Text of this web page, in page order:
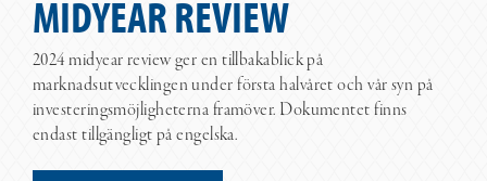
MIDYEAR REVIEW
2024 midyear review ger en tillbakablick på
marknadsutvecklingen under första halvåret och vår syn på
investeringsmöjligheterna framöver. Dokumentet finns
endast tillgängligt på engelska.